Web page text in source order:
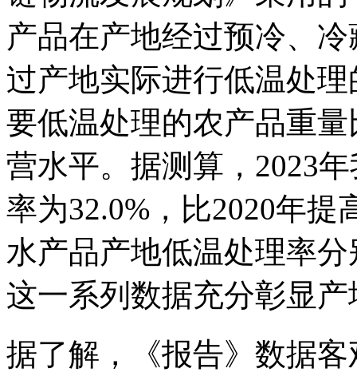
产品在产地经过预冷、
过产地实际进行低温处
要低温处理的农产品重
营水平。据测算，2023
率为32.0%，比2020年
水产品产地低温处理率分
这一系列数据充分彰显
据了解，《报告》数据